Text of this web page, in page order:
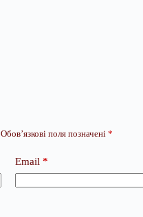
Обов’язкові поля позначені *
Email *